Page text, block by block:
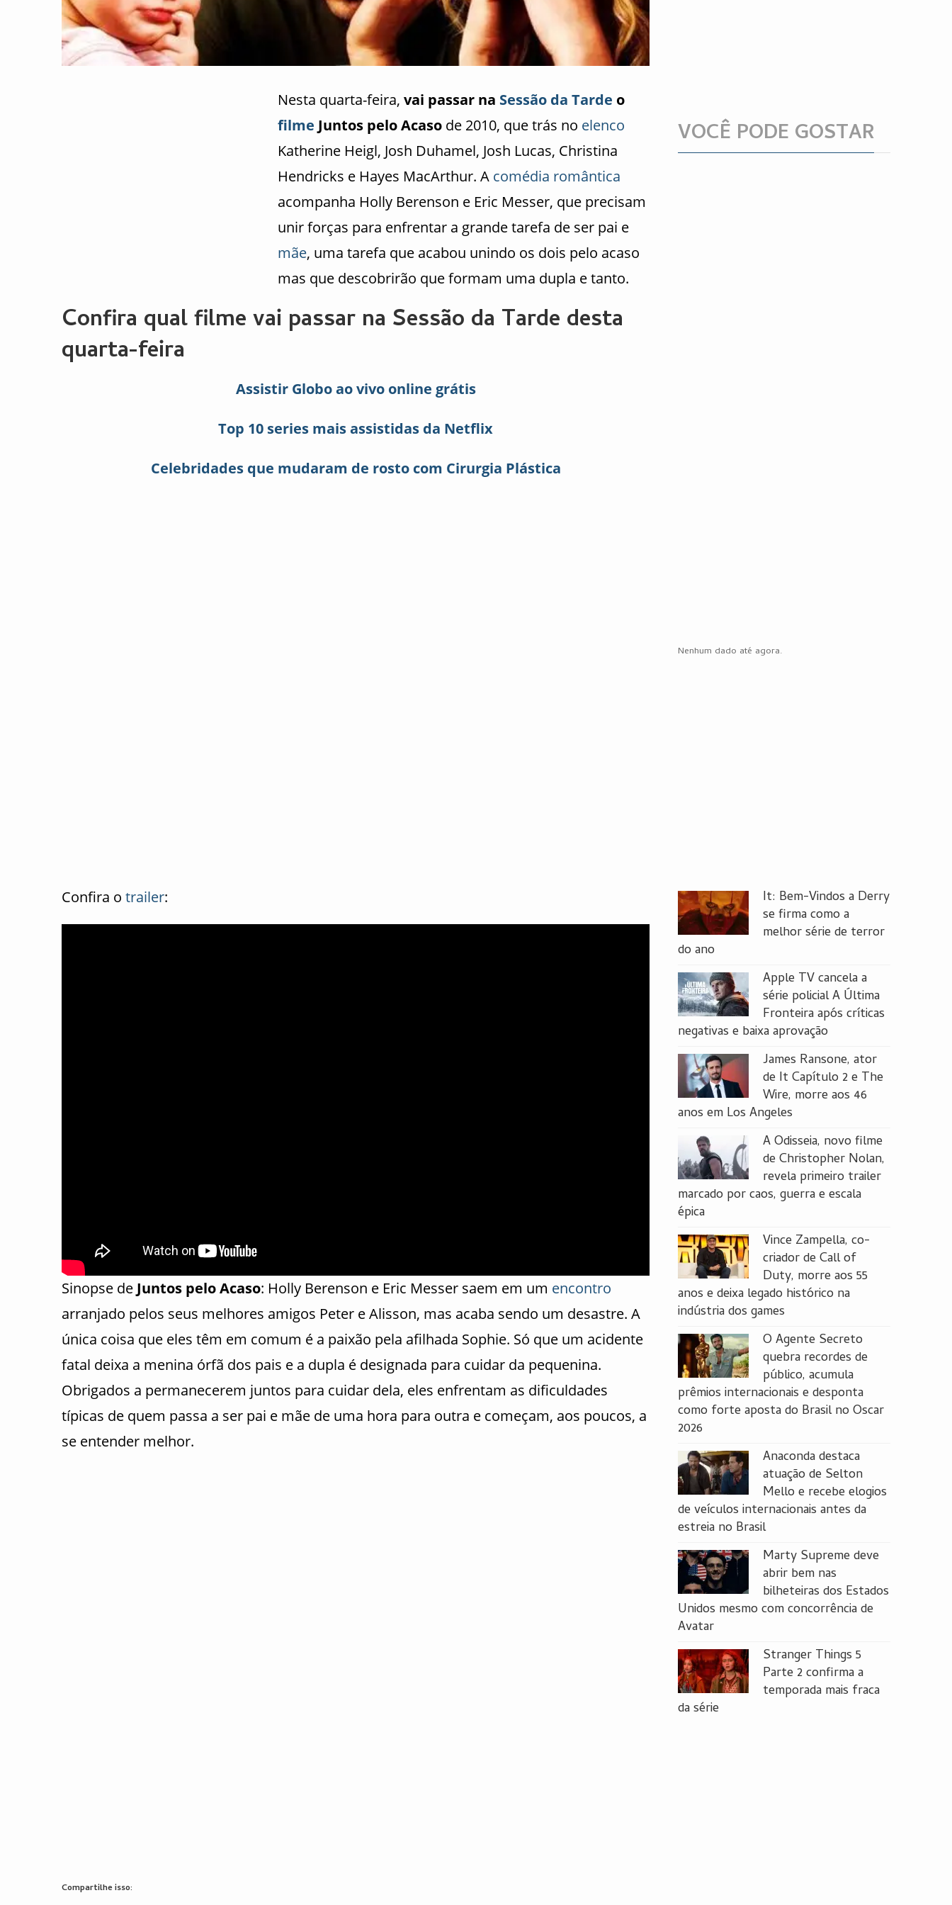
Nesta quarta-feira, vai passar na Sessão da Tarde o
filme Juntos pelo Acaso de 2010, que trás no elenco
Katherine Heigl, Josh Duhamel, Josh Lucas, Christina
Hendricks e Hayes MacArthur. A comédia romântica
acompanha Holly Berenson e Eric Messer, que precisam
unir forças para enfrentar a grande tarefa de ser pai e
mãe, uma tarefa que acabou unindo os dois pelo acaso
mas que descobrirão que formam uma dupla e tanto.
Confira qual filme vai passar na Sessão da Tarde desta
quarta-feira
Assistir Globo ao vivo online grátis
Top 10 series mais assistidas da Netflix
Celebridades que mudaram de rosto com Cirurgia Plástica
Confira o trailer:
Sinopse de Juntos pelo Acaso: Holly Berenson e Eric Messer saem em um encontro
arranjado pelos seus melhores amigos Peter e Alisson, mas acaba sendo um desastre. A
única coisa que eles têm em comum é a paixão pela afilhada Sophie. Só que um acidente
fatal deixa a menina órfã dos pais e a dupla é designada para cuidar da pequenina.
Obrigados a permanecerem juntos para cuidar dela, eles enfrentam as dificuldades
típicas de quem passa a ser pai e mãe de uma hora para outra e começam, aos poucos, a
se entender melhor.
Compartilhe isso:
VOCÊ PODE GOSTAR
Nenhum dado até agora.
It: Bem-Vindos a Derry
se firma como a
melhor série de terror
do ano
Apple TV cancela a
série policial A Última
Fronteira após críticas
negativas e baixa aprovação
James Ransone, ator
de It Capítulo 2 e The
Wire, morre aos 46
anos em Los Angeles
A Odisseia, novo filme
de Christopher Nolan,
revela primeiro trailer
marcado por caos, guerra e escala
épica
Vince Zampella, co-
criador de Call of
Duty, morre aos 55
anos e deixa legado histórico na
indústria dos games
O Agente Secreto
quebra recordes de
público, acumula
prêmios internacionais e desponta
como forte aposta do Brasil no Oscar
2026
Anaconda destaca
atuação de Selton
Mello e recebe elogios
de veículos internacionais antes da
estreia no Brasil
Marty Supreme deve
abrir bem nas
bilheteiras dos Estados
Unidos mesmo com concorrência de
Avatar
Stranger Things 5
Parte 2 confirma a
temporada mais fraca
da série